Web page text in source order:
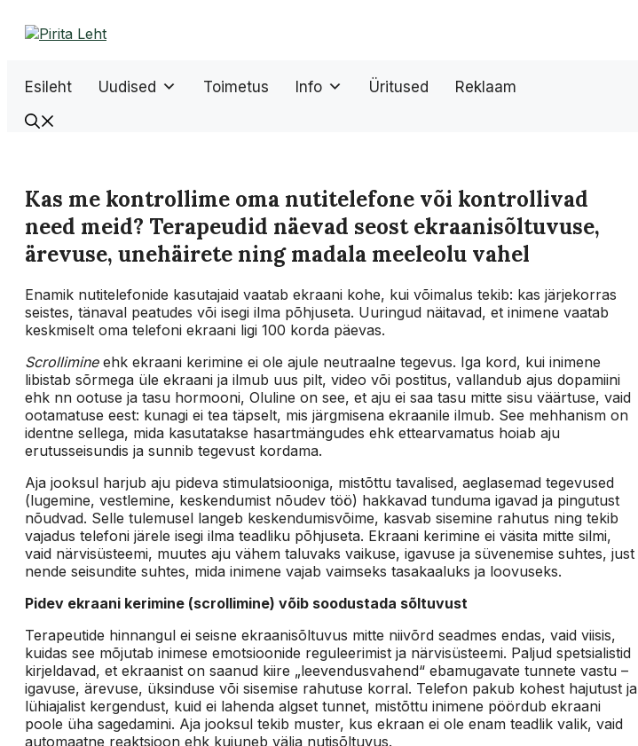
sisu
Esileht Uudised Toimetus Info Üritused Reklaam
Kas me kontrollime oma nutitelefone või kontrollivad
need meid? Terapeudid näevad seost ekraanisõltuvuse,
ärevuse, unehäirete ning madala meeleolu vahel
Enamik nutitelefonide kasutajaid vaatab ekraani kohe, kui võimalus tekib: kas järjekorras
seistes, tänaval peatudes või isegi ilma põhjuseta. Uuringud näitavad, et inimene vaatab
keskmiselt oma telefoni ekraani ligi 100 korda päevas.
Scrollimineehk ekraani kerimine ei ole ajule neutraalne tegevus. Iga kord, kui inimene
libistab sõrmega üle ekraani ja ilmub uus pilt, video või postitus, vallandub ajus dopamiini
ehk nn ootuse ja tasu hormooni, Oluline on see, et aju ei saa tasu mitte sisu väärtuse, vaid
ootamatuse eest: kunagi ei tea täpselt, mis järgmisena ekraanile ilmub. See mehhanism on
identne sellega, mida kasutatakse hasartmängudes ehk ettearvamatus hoiab aju
erutusseisundis ja sunnib tegevust kordama.
Aja jooksul harjub aju pideva stimulatsiooniga, mistõttu tavalised, aeglasemad tegevused
(lugemine, vestlemine, keskendumist nõudev töö) hakkavad tunduma igavad ja pingutust
nõudvad. Selle tulemusel langeb keskendumisvõime, kasvab sisemine rahutus ning tekib
vajadus telefoni järele isegi ilma teadliku põhjuseta. Ekraani kerimine ei väsita mitte silmi,
vaid närvisüsteemi, muutes aju vähem taluvaks vaikuse, igavuse ja süvenemise suhtes, just
nende seisundite suhtes, mida inimene vajab vaimseks tasakaaluks ja loovuseks.
Pidev ekraani kerimine (scrollimine) võib soodustada sõltuvust
Terapeutide hinnangul ei seisne ekraanisõltuvus mitte niivõrd seadmes endas, vaid viisis,
kuidas see mõjutab inimese emotsioonide reguleerimist ja närvisüsteemi. Paljud spetsialistid
kirjeldavad, et ekraanist on saanud kiire „leevendusvahend“ ebamugavate tunnete vastu –
igavuse, ärevuse, üksinduse või sisemise rahutuse korral. Telefon pakub kohest hajutust ja
lühiajalist kergendust, kuid ei lahenda algset tunnet, mistõttu inimene pöördub ekraani
poole üha sagedamini. Aja jooksul tekib muster, kus ekraan ei ole enam teadlik valik, vaid
automaatne reaktsioon ehk kujuneb välja nutisõltuvus.